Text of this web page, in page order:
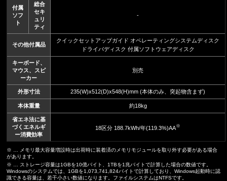
付属
ソフ
ト
総合
セキ
ュリ
ティ
-
その他付属品
クイックセットアップガイド オペレーティングシステムディスク
ドライバディスク 付属ソフトウェアディスク
キーボード、
マウス、スピ
ーカー
別売
外形寸法 235(W)x512(D)x548(H)mm (本体のみ、突起物含まず)
本体重量 約18kg
省エネ法に基
づくエネルギ
ー消費効率
18区分 188.7kWh/年(119.3%)AA※
※ … メモリ最大容量増設時は出荷時に装着済のメモリモジュールを取り外す必要がある場合
があります。
※ … ストレージ容量は1GBを10億バイト、1TBを1兆バイトで計算した場合の数値です。
Windowsのシステムでは、1GBを1,073,741,824バイトで計算しており、Windows起動時に認
識できる容量は、若干小さい数値になります。ファイルシステムはNTFSです。